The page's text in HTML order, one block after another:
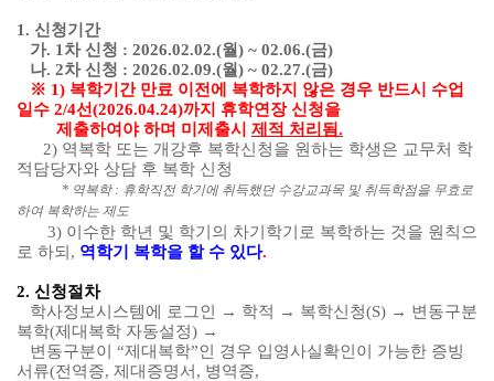
1. 신청기간
가. 1 차 신청 : 2026.02.02.(월) ~ 02.06.(금)
나. 2차 신청 : 2026.02.09.(월) ~ 02.27.(금)
※ 1) 복학기간 만료 이전에 복학하지 않은 경우 반드시 수업
일수 2/4선(2026.04.24)까지 휴학연장 신청을
제출하여야 하며 미제출시 제적 처리됨.
2) 역복학 또는 개강후 복학신청을 원하는 학생은 교무처 학
적담당자와 상담 후 복학 신청
* 역복학 : 휴학직전 학기에 취득했던 수강교과목 및 취득학점을 무효로
하여 복학하는 제도
3) 이수한 학년 및 학기의 차기학기로 복학하는 것을 원칙으
로 하되 , 역학기 복학을 할 수 있다.
2. 신청절차
학사정보시스템에 로그인
→ 학적 → 복학신청(S) → 변동구분
복학(제대복학 자동설정) →
변동구분이 “제대복학”인 경우 입영사실확인이 가능한 증빙
서류(전역증, 제대증명서 , 병역증,